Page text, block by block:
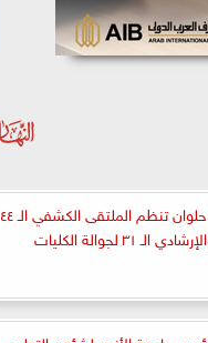
جامعة حلوان تنظم الملتقى الكشفي الـ ٤٤
الـ ٣١ لجوالة الكليات